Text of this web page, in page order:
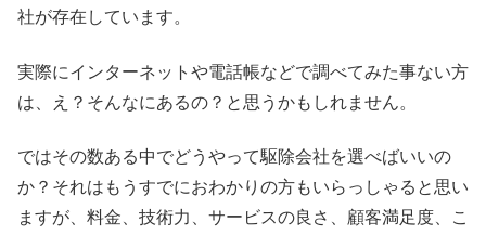
社が存在しています。
実際にインターネットや電話帳などで調べてみた事ない方
は、え？そんなにあるの？と思うかもしれません。
ではその数ある中でどうやって駆除会社を選べばいいの
か？それはもうすでにおわかりの方もいらっしゃると思い
ますが、料金、技術力、サービスの良さ、顧客満足度、こ